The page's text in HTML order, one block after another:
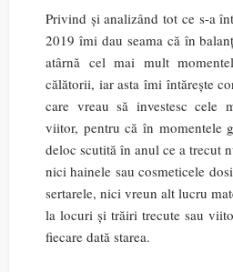
Privind și analizând tot ce s-a
2019 îmi dau seama că în
atârnă cel mai mult
călătorii, iar asta îmi întărește
care vreau să investesc cele
viitor, pentru că în momentele
deloc scutită în anul ce a trecut
nici hainele sau cosmeticele
sertarele, nici vreun alt lucru
la locuri și trăiri trecute sau
fiecare dată starea.